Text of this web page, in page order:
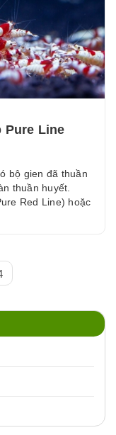
Pure Line
bộ gien đã thuần
thuần huyết.
Red Line) hoặc